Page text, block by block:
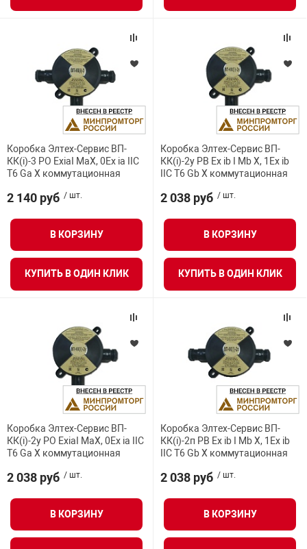
Коробка Элтех-Сервис ВП-
КК(i)-3 PO ExiaI MaX, 0Ex ia IIC
T6 Ga X коммутационная
2 140 руб / шт.
В КОРЗИНУ
КУПИТЬ В ОДИН КЛИК
Коробка Элтех-Сервис ВП-
КК(i)-2у РВ Ex ib I Mb X, 1Ex ib
IIC T6 Gb X коммутационная
2 038 руб / шт.
В КОРЗИНУ
КУПИТЬ В ОДИН КЛИК
Коробка Элтех-Сервис ВП-
КК(i)-2у PO ExiaI MaX, 0Ex ia IIC
T6 Ga X коммутационная
2 038 руб / шт.
В КОРЗИНУ
Коробка Элтех-Сервис ВП-
КК(i)-2п РВ Ex ib I Mb X, 1Ex ib
IIC T6 Gb X коммутационная
2 038 руб / шт.
В КОРЗИНУ